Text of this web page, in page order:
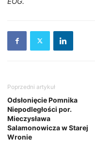
Poprzedni artykuł
Odsłonięcie Pomnika
Niepodległości por.
Mieczysława
Salamonowicza w Starej
Wronie